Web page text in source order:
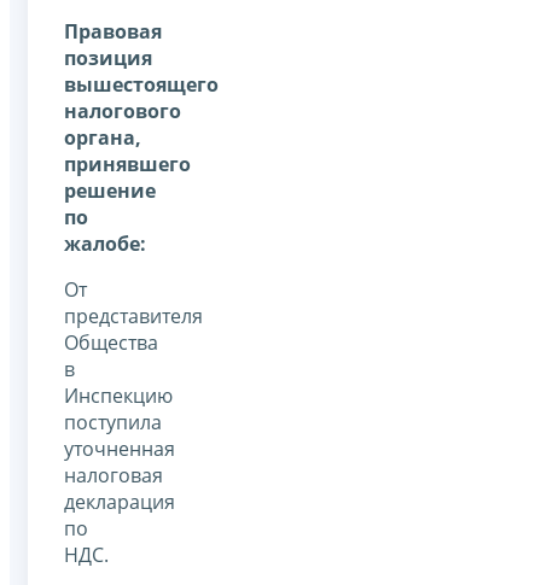
Правовая
позиция
вышестоящего
налогового
органа,
принявшего
решение
по
жалобе:
От
представителя
Общества
в
Инспекцию
поступила
уточненная
налоговая
декларация
по
НДС.